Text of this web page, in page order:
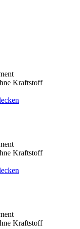
Kraftstoff
Kraftstoff
Kraftstoff